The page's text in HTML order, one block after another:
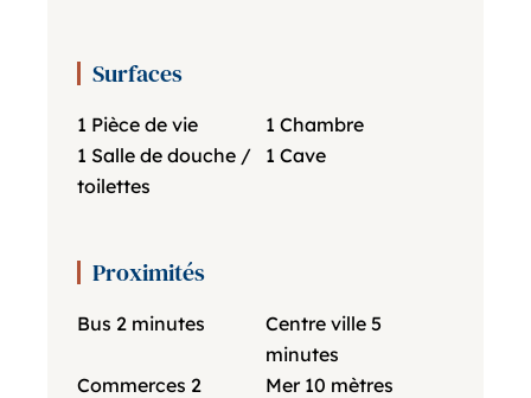
Surfaces
1 Pièce de vie
1 Chambre
1 Salle de douche /
toilettes
1 Cave
Proximités
Bus 2 minutes Centre ville 5
minutes
Commerces 2
Mer 10 mètres